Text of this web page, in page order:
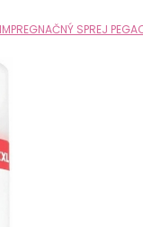
IMPREGNAČNÝ SPREJ